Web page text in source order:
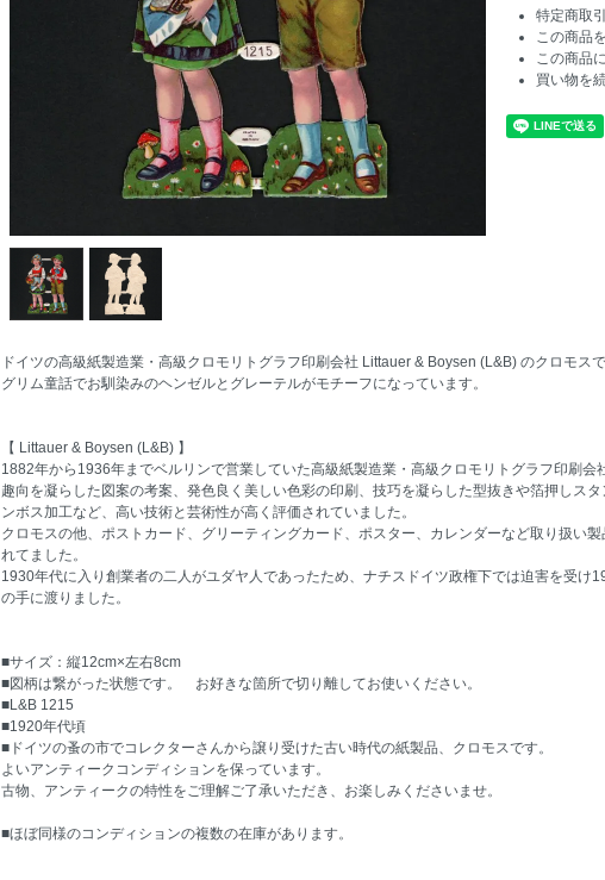
特定商取
この商品
この商品
買い物を
ドイツの高級紙製造業・高級クロモリトグラフ印刷会社 Littauer & Boysen (L&B) のクロモスで
グリム童話でお馴染みのヘンゼルとグレーテルがモチーフになっています。
【 Littauer & Boysen (L&B) 】
1882年から1936年までベルリンで営業していた高級紙製造業・高級クロモリトグラフ印刷会
趣向を凝らした図案の考案、発色良く美しい色彩の印刷、技巧を凝らした型抜きや箔押しス
ンボス加工など、高い技術と芸術性が高く評価されていました。
クロモスの他、ポストカード、グリーティングカード、ポスター、カレンダーなど取り扱い
れてました。
1930年代に入り創業者の二人がユダヤ人であったため、ナチスドイツ政権下では迫害を受け
の手に渡りました。
■サイズ：縦12cm×左右8cm
■図柄は繋がった状態です。 お好きな箇所で切り離してお使いください。
■L&B 1215
■1920年代頃
■ドイツの蚤の市でコレクターさんから譲り受けた古い時代の紙製品、クロモスです。
よいアンティークコンディションを保っています。
古物、アンティークの特性をご理解ご了承いただき、お楽しみくださいませ。
■ほぼ同様のコンディションの複数の在庫があります。